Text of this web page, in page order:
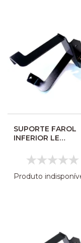
SUPORTE FAROL
INFERIOR LE
1050 1200 1350
10116976
Produto